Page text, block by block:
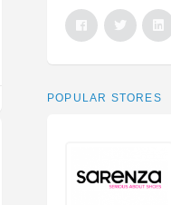
POPULAR STORES